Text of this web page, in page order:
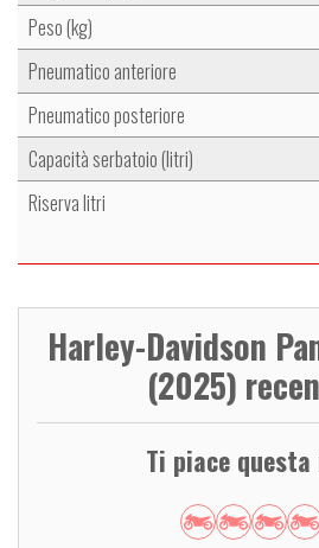
Peso (kg)
Pneumatico anteriore
Pneumatico posteriore
Capacità serbatoio (litri)
Riserva litri
Harley-Davidson
(2025)
Ti piace